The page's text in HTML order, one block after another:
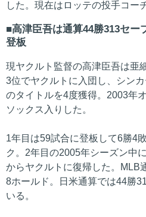
した。現在はロッテの投手コー
高津臣吾は通算44勝313セー
登板
現ヤクルト監督の高津臣吾は亜
3位でヤクルトに入団し、シン
のタイトルを4度獲得。2003年
ソックス入りした。
1年目は59試合に登板して6勝4
ク。2年目の2005年シーズン中
からヤクルトに復帰した。MLB
8ホールド。日米通算では44勝
いる。